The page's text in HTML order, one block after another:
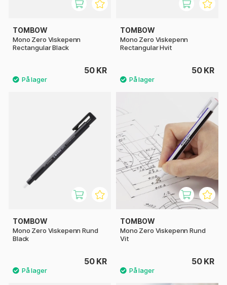
TOMBOW
Mono Zero Viskepenn
Rectangular Black
50 KR
TOMBOW
Mono Zero Viskepenn
Rectangular Hvit
50 KR
TOMBOW
Mono Zero Viskepenn Rund
Black
50 KR
TOMBOW
Mono Zero Viskepenn Rund
Vit
50 KR